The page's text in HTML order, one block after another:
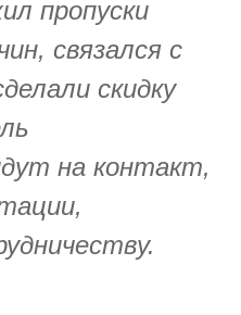
пропуски
связался с
скидку
на контакт,